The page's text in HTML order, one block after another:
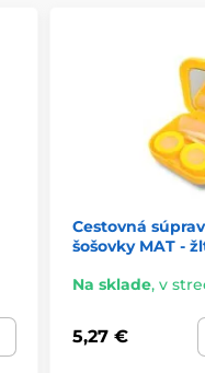
Cestovná
šošovky MAT -
Na sklade, v
5,27 €